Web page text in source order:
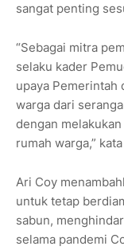
sangat penting
“Sebagai mitra
selaku kader
upaya Pemerintah
warga dari
dengan
rumah warga,”
Ari Coy
untuk tetap
sabun,
selama pandemi